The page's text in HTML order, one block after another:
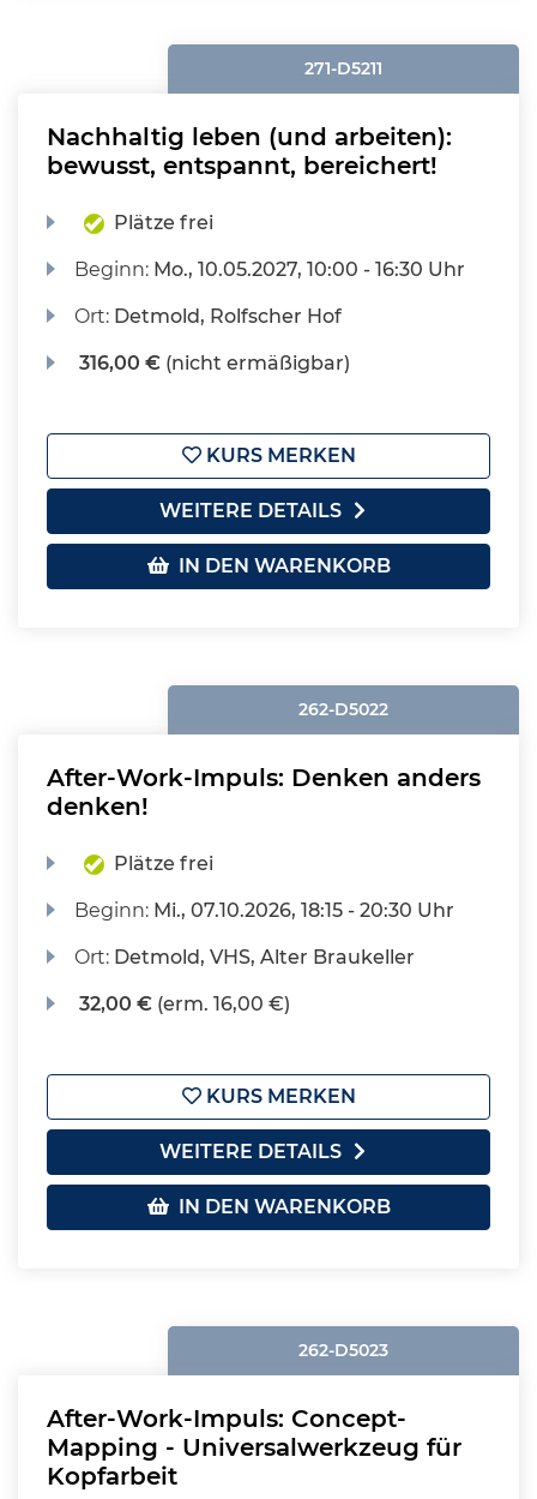
271-D5211
Nachhaltig leben (und arbeiten):
bewusst, entspannt, bereichert!
Plätze frei
Beginn: Mo., 10.05.2027, 10:00 - 16:30 Uhr
Ort: Detmold, Rolfscher Hof
316,00 € (nicht ermäßigbar)
KURS MERKEN
WEITERE DETAILS
IN DEN WARENKORB
262-D5022
After-Work-Impuls: Denken anders
denken!
Plätze frei
Beginn: Mi., 07.10.2026, 18:15 - 20:30 Uhr
Ort: Detmold, VHS, Alter Braukeller
32,00 € (erm. 16,00 €)
KURS MERKEN
WEITERE DETAILS
IN DEN WARENKORB
262-D5023
After-Work-Impuls: Concept-
Mapping - Universalwerkzeug für
Kopfarbeit